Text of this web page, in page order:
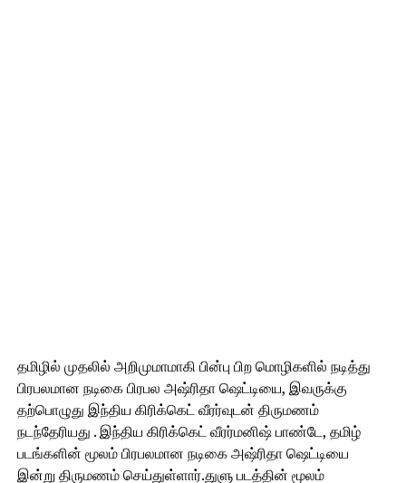
தமிழில் முதலில் அறிமுமாமாகி பின்பு பிற மொழிகளில் நடித்து
பிரபலமான நடிகை பிரபல அஷ்ரிதா ஷெட்டியை, இவருக்கு
தற்பொழுது இந்திய கிரிக்கெட் வீரர்வுடன் திருமணம்
நடந்தேரியது . இந்திய கிரிக்கெட் வீரர்மனிஷ் பாண்டே, தமிழ்
படங்களின் மூலம் பிரபலமான நடிகை அஷ்ரிதா ஷெட்டியை
இன்று திருமணம் செய்துள்ளார்.துளு படத்தின் மூலம்